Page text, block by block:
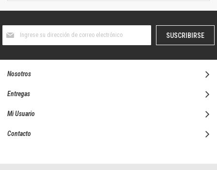
boletín
SUSCRIBIRSE
Nosotros
Entregas
Mi Usuario
Contacto